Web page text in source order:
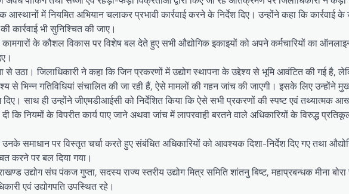
में नियमित अभियान चलाकर प्रभावी कार्रवाई करने के निर्देश दिए। उन्होंने कहा कि कार्रवाई के
भी सुनिश्चित की जाए।
कामगारों के कौशल विकास पर विशेष बल देते हुए सभी औद्योगिक इकाइयों को अपने कर्मचारियों का
उठा। जिलाधिकारी ने कहा कि जिन प्रकरणों में उद्योग स्थापना के उद्देश्य से भूमि आवंटित की गई है,
से भिन्न गतिविधियां संचालित की जा रही हैं, ऐसे मामलों की गहन जांच की जाएगी। इसके लिए उन्होंने
साथ ही उन्होंने जीएमडीआईसी को निर्देशित किया कि ऐसे सभी प्रकरणों की स्पष्ट एवं तथ्यात्मक
कि नियमों के विपरीत कार्य पाए जाने अथवा जांच में लापरवाही बरतने वाले अधिकारियों के विरुद्ध
समाधान पर विस्तृत चर्चा करते हुए संबंधित अधिकारियों को आवश्यक दिशा-निर्देश दिए गए तथा
करने पर बल दिया गया।
उद्योग संघ पंकज गुप्ता, सदस्य राज्य स्तरीय उद्योग मित्र समिति शांतनु बिष्ट, महाप्रबन्धक मीना
एवं उद्योगपति उपस्थित रहे।